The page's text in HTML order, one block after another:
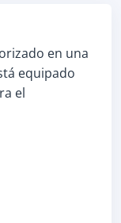
en una
equipado
el